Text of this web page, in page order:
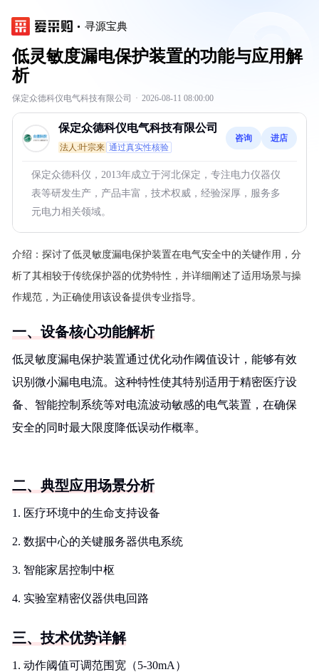
寻源宝典
低灵敏度漏电保护装置的功能与应用解
析
保定众德科仪电气科技有限公司 · 2026-08-11 08:00:00
保定众德科仪电气科技有限公司
法人:叶宗来 通过真实性核验
咨询 进店
保定众德科仪，2013年成立于河北保定，专注电力仪器仪
表等研发生产，产品丰富，技术权威，经验深厚，服务多
元电力相关领域。
介绍： 探讨了低灵敏度漏电保护装置在电气安全中的关键作用，分
析了其相较于传统保护器的优势特性，并详细阐述了适用场景与操
作规范，为正确使用该设备提供专业指导。
一、设备核心功能解析
低灵敏度漏电保护装置通过优化动作阈值设计，能够有效
识别微小漏电电流。这种特性使其特别适用于精密医疗设
备、智能控制系统等对电流波动敏感的电气装置，在确保
安全的同时最大限度降低误动作概率。
二、典型应用场景分析
1. 医疗环境中的生命支持设备
2. 数据中心的关键服务器供电系统
3. 智能家居控制中枢
4. 实验室精密仪器供电回路
三、技术优势详解
1. 动作阈值可调范围宽（5-30mA）